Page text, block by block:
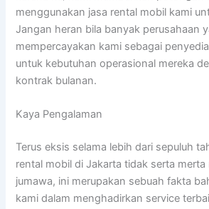
menggunakan jasa rental mobil kami
Jangan heran bila banyak perusahaan
mempercayakan kami sebagai
untuk kebutuhan operasional mereka
kontrak bulanan.
Kaya Pengalaman
Terus eksis selama lebih dari sepuluh
rental mobil di Jakarta tidak serta
jumawa, ini merupakan sebuah fakta
kami dalam menghadirkan service